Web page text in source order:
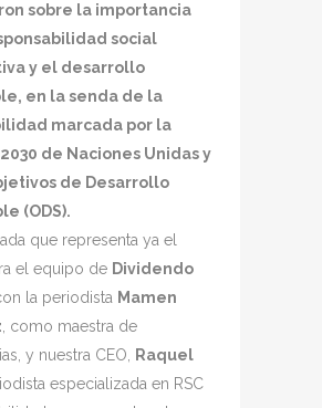
sobre la importancia
social
y el desarrollo
en la senda de la
marcada por la
de Naciones Unidas y
de Desarrollo
(ODS).
que representa ya el
el equipo de Dividendo
la periodista Mamen
, como maestra de
y nuestra CEO,
Raquel
especializada en RSC